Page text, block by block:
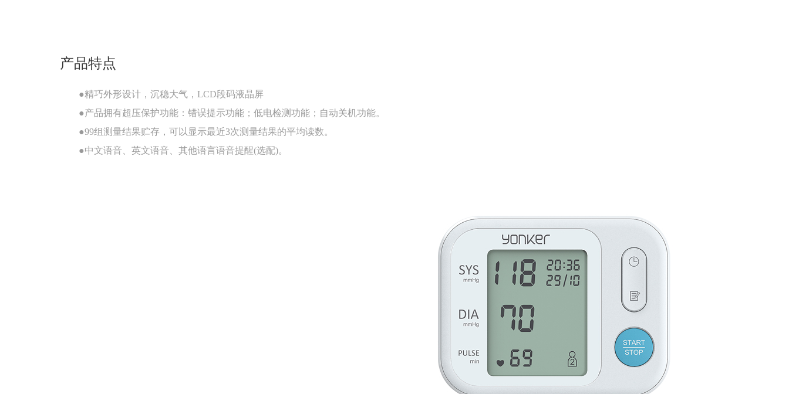
产品特点
●精巧外形设计，沉稳大气，LCD段码液晶屏
●产品拥有超压保护功能：错误提示功能；低电检测功能；自动关机功能。
●99组测量结果贮存，可以显示最近3次测量结果的平均读数。
●中文语音、英文语音、其他语言语音提醒(选配)。